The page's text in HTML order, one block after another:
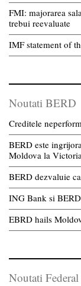
FMI: majorarea
trebui reevaluate
IMF statement of
Noutati BERD
Creditele
BERD este
Moldova la
BERD dezvaluie
ING Bank si
EBRD hails
Noutati Federal